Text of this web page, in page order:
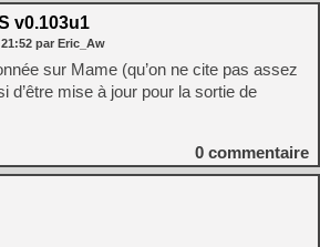
v0.103u1
21:52 par Eric_Aw
sur Mame (qu’on ne cite pas assez
d’être mise à jour pour la sortie de
0 commentaire